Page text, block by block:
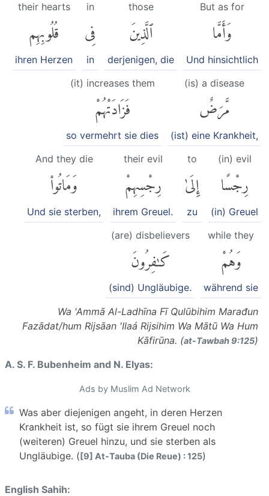
But as for
وَأَمَّا
Und hinsichtlich
those
ٱلَّذِينَ
derjenigen, die
in
فِى
in
their hearts
قُلُوبِهِم
ihren Herzen
(is) a disease
مَّرَضٌ
(ist) eine Krankheit,
(it) increases them
فَزَادَتْهُمْ
so vermehrt sie dies
(in) evil
رِجْسًا
(in) Greuel
to
إِلَىٰ
zu
their evil
رِجْسِهِمْ
ihrem Greuel.
And they die
وَمَاتُوا۟
Und sie sterben,
while they
وَهُمْ
während sie
(are) disbelievers
كَٰفِرُونَ
(sind) Ungläubige.
Wa 'Ammā Al-Ladhīna Fī Qulūbihim Marađun
Fazādat/hum Rijsāan 'Ilaá Rijsihim Wa Mātū Wa Hum
Kāfirūna. (at-Tawbah 9:125)
A. S. F. Bubenheim and N. Elyas:
Ads by Muslim Ad Network
Was aber diejenigen angeht, in deren Herzen
Krankheit ist, so fügt sie ihrem Greuel noch
(weiteren) Greuel hinzu, und sie sterben als
Ungläubige. ([9] At-Tauba (Die Reue) : 125)
English Sahih: